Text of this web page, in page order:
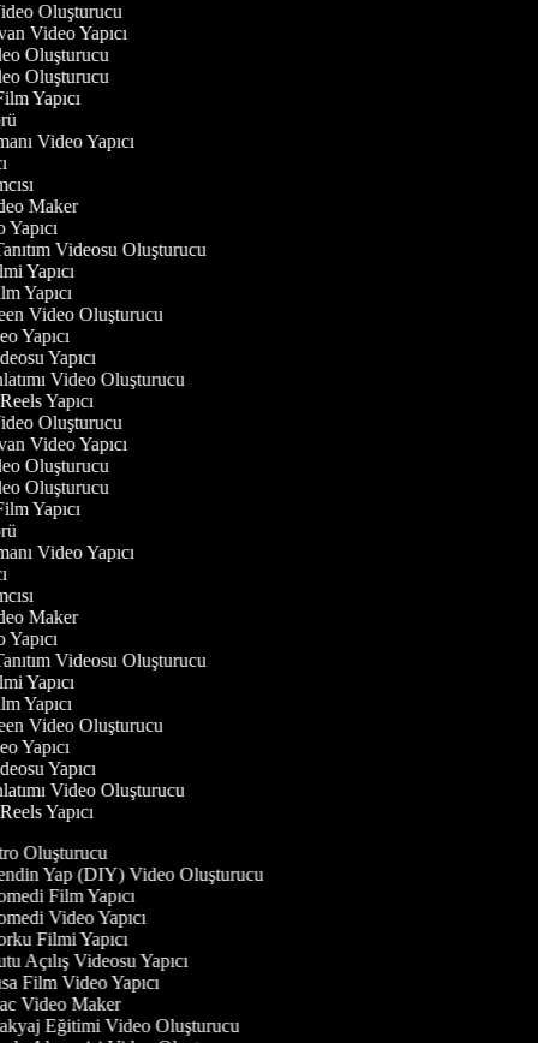
Oluşturucu
Video Yapıcı
Oluşturucu
Oluşturucu
Yapıcı
Video Yapıcı
Maker
Yapıcı
Videosu Oluşturucu
Yapıcı
Yapıcı
Video Oluşturucu
Yapıcı
Yapıcı
Video Oluşturucu
Yapıcı
Oluşturucu
Video Yapıcı
Oluşturucu
Oluşturucu
Yapıcı
Video Yapıcı
Maker
Yapıcı
Videosu Oluşturucu
Yapıcı
Yapıcı
Video Oluşturucu
Yapıcı
Yapıcı
Video Oluşturucu
Yapıcı
Oluşturucu
Yap (DIY) Video Oluşturucu
Film Yapıcı
Video Yapıcı
Filmi Yapıcı
Açılış Videosu Yapıcı
Film Video Yapıcı
Video Maker
Eğitimi Video Oluşturucu